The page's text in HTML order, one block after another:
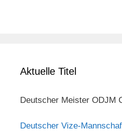
Aktuelle Titel
Deutscher Meister ODJM
Deutscher Vize-